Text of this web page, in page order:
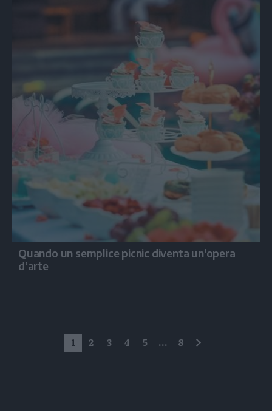
Quando un semplice picnic diventa un’opera
d’arte
1 2 3 4 5 ... 8